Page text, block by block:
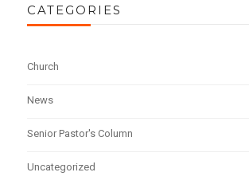
CATEGORIES
Church
News
Senior Pastor's Column
Uncategorized